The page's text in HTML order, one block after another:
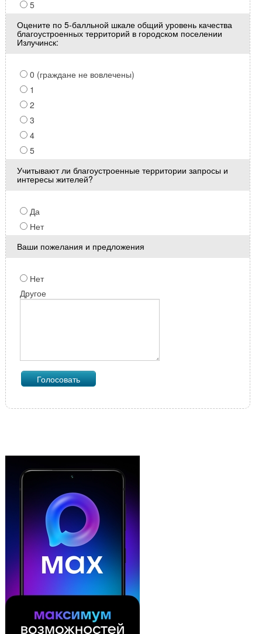
5
Оцените по 5-балльной шкале общий уровень качества
благоустроенных территорий в городском поселении
Излучинск:
0 (граждане не вовлечены)
1
2
3
4
5
Учитывают ли благоустроенные территории запросы и
интересы жителей?
Да
Нет
Ваши пожелания и предложения
Нет
Другое